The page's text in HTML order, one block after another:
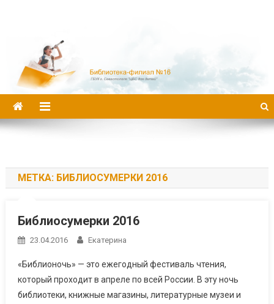
МЕТКА: БИБЛИОСУМЕРКИ 2016
Библиосумерки 2016
23.04.2016 Екатерина
«Библионочь» — это ежегодный фестиваль чтения,
который проходит в апреле по всей России. В эту ночь
библиотеки, книжные магазины, литературные музеи и